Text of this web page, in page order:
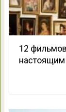
12
настоящим